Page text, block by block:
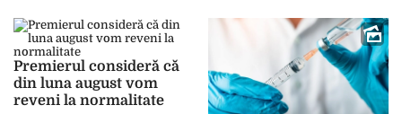
Premierul consideră că
din luna august vom
reveni la normalitate